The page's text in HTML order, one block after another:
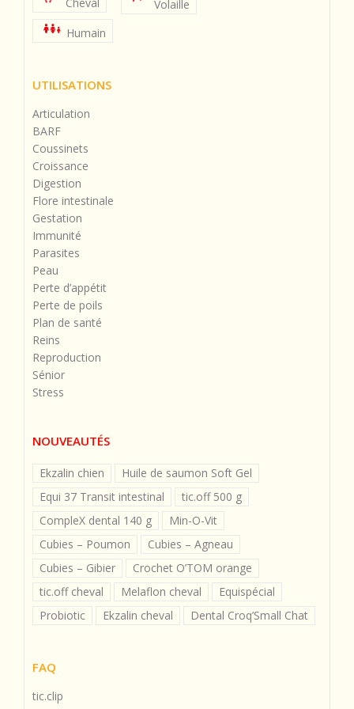
Volaille
Humain
UTILISATIONS
Articulation
BARF
Coussinets
Croissance
Digestion
Flore intestinale
Gestation
Immunité
Parasites
Peau
Perte d’appétit
Perte de poils
Plan de santé
Reins
Reproduction
Sénior
Stress
NOUVEAUTÉS
Ekzalin chien
Huile de saumon Soft Gel
Equi 37 Transit intestinal
tic.off 500 g
CompleX dental 140 g
Min-O-Vit
Cubies – Poumon
Cubies – Agneau
Cubies – Gibier
Crochet O’TOM orange
tic.off cheval
Melaflon cheval
Equispécial
Probiotic
Ekzalin cheval Dental Croq’Small Chat
FAQ
tic.clip